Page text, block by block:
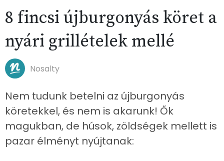
8 fincsi újburgonyás köret a
nyári grillételek mellé
Nosalty
Nem tudunk betelni az újburgonyás
köretekkel, és nem is akarunk! Ők
magukban, de húsok, zöldségek mellett is
pazar élményt nyújtanak: